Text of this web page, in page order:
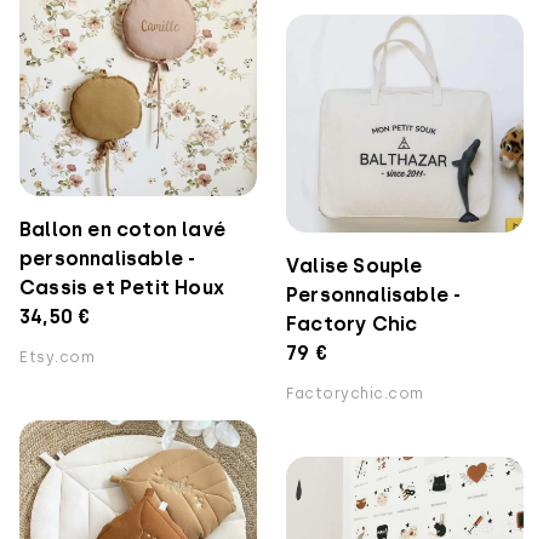
Ballon en coton lavé
personnalisable -
Cassis et Petit Houx
34,50 €
Etsy.com
Valise Souple
Personnalisable -
Factory Chic
79 €
Factorychic.com